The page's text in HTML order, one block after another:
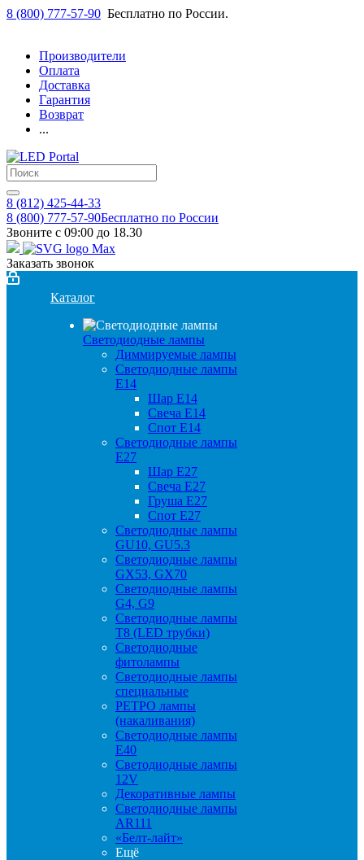
8 (800) 777-57-90 Бесплатно по России.
Производители
Оплата
Доставка
Гарантия
Возврат
...
8 (812) 425-44-33
8 (800) 777-57-90Бесплатно по России
Звоните с 09:00 до 18.30
Заказать звонок
Каталог
Светодиодные лампы
Диммируемые лампы
Светодиодные лампы
Е14
Шар Е14
Свеча Е14
Спот Е14
Светодиодные лампы
Е27
Шар Е27
Свеча Е27
Груша Е27
Спот Е27
Светодиодные лампы
GU10, GU5.3
Светодиодные лампы
GX53, GX70
Светодиодные лампы
G4, G9
Светодиодные лампы
Т8 (LED трубки)
Светодиодные
фитолампы
Светодиодные лампы
специальные
РЕТРО лампы
(накаливания)
Светодиодные лампы
E40
Светодиодные лампы
12V
Декоративные лампы
Светодиодные лампы
AR111
«Белт-лайт»
Ещё